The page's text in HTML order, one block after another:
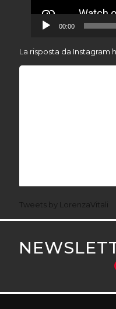
00:00
La risposta da Instagram
Tweets by LorenzaVitali